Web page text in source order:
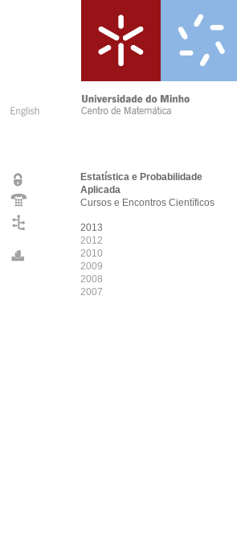
Estatística e Probabilidade
Aplicada
Cursos e Encontros Científicos
2013
2012
2010
2009
2008
2007